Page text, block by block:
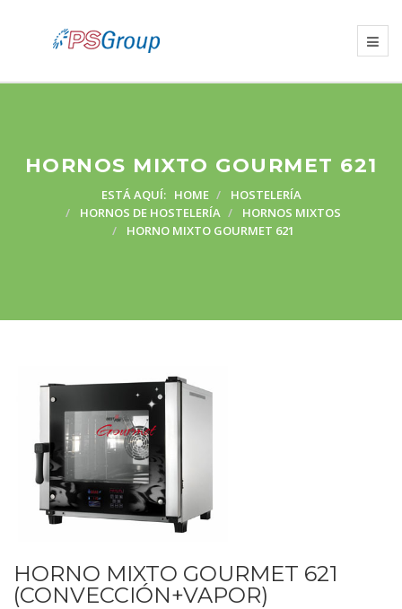
HORNOS MIXTO GOURMET 621
ESTÁ AQUÍ: HOME
HOSTELERÍA
HORNOS DE HOSTELERÍA
HORNOS MIXTOS
HORNO MIXTO GOURMET 621
HORNO MIXTO GOURMET 621
(CONVECCIÓN+VAPOR)